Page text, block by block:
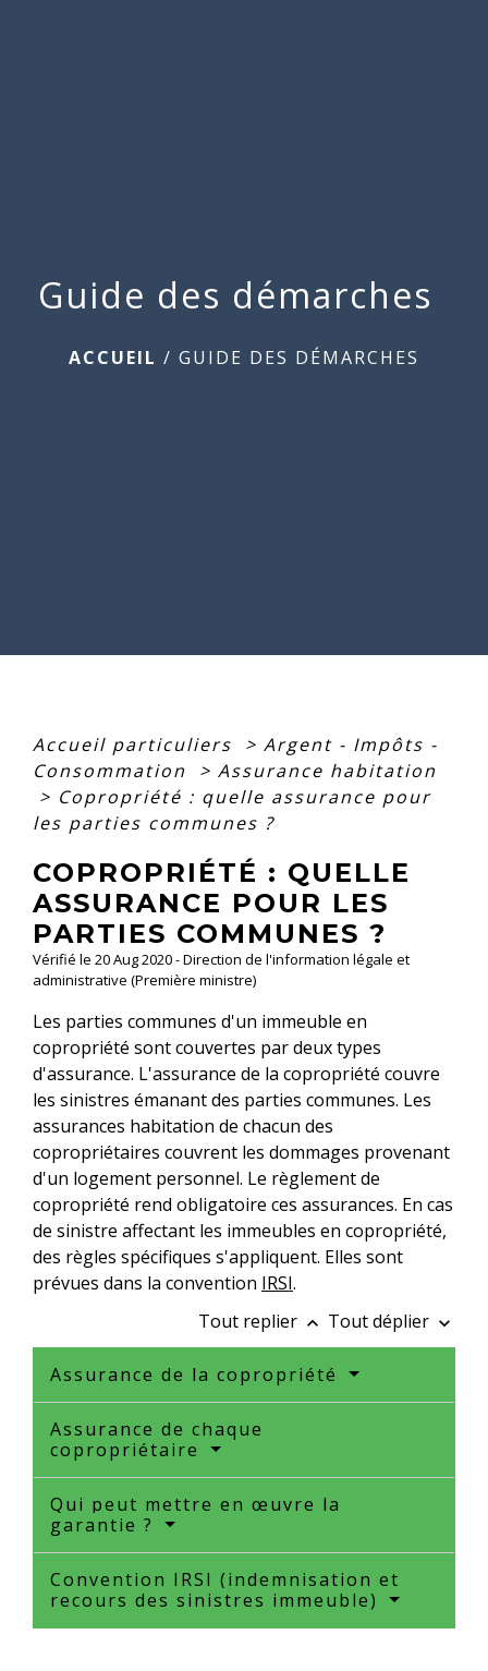
Guide des démarches
ACCUEIL / GUIDE DES DÉMARCHES
Accueil particuliers > Argent - Impôts -
Consommation
> Assurance habitation
> Copropriété : quelle assurance pour
les parties communes ?
COPROPRIÉTÉ : QUELLE
ASSURANCE POUR LES
PARTIES COMMUNES ?
Vérifié le 20 Aug 2020 - Direction de l'information légale et
administrative (Première ministre)
Les parties communes d'un immeuble en
copropriété sont couvertes par deux types
d'assurance. L'assurance de la copropriété couvre
les sinistres émanant des parties communes. Les
assurances habitation de chacun des
copropriétaires couvrent les dommages provenant
d'un logement personnel. Le règlement de
copropriété rend obligatoire ces assurances. En cas
de sinistre affectant les immeubles en copropriété,
des règles spécifiques s'appliquent. Elles sont
prévues dans la convention IRSI.
Tout replier keyboard_arrow_up Tout déplier keyboard_arrow_down
Assurance de la copropriété
Assurance de chaque
copropriétaire
Qui peut mettre en œuvre la
garantie ?
Convention IRSI (indemnisation et
recours des sinistres immeuble)